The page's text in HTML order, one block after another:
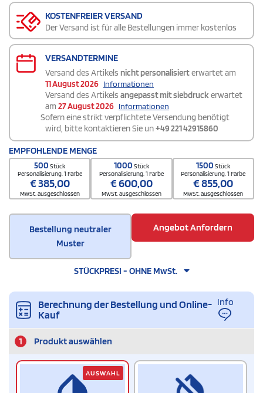
KOSTENFREIER VERSAND
Der Versand ist für alle Bestellungen immer kostenlos
VERSANDTERMINE
Versand des Artikels nicht personalisierterwartet am
11 August 2026 Informationen
Versand des Artikels angepasst mit siebdruckerwartet
am 27 August 2026 Informationen
Sofern eine strikt verpflichtete Versendung benötigt
wird, bitte kontaktieren Sie un+49 221 42915860
EMPFOHLENDE MENGE
500Stück
Personalisierung. 1 Farbe
€385,00
MwSt. ausgeschlossen
1000 Stück
Personalisierung. 1 Farbe
€600,00
MwSt. ausgeschlossen
1500Stück
Personalisierung. 1 Farbe
€855,00
MwSt. ausgeschlossen
Bestellung neutraler
Muster
Angebot Anfordern
STÜCKPRESI - OHNE MwSt.
Berechnung der Bestellung und Online-
Kauf
Info
1 Produkt auswählen
AUSWAHL